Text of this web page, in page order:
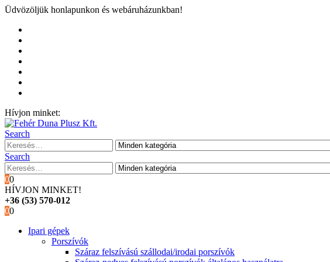
Üdvözöljük honlapunkon és webáruházunkban!
Hívjon minket:
Search
Search
00
HÍVJON MINKET!
+36 (53) 570-012
00
Ipari gépek
Porszívók
Száraz felszívású szállodai/irodai porszívók